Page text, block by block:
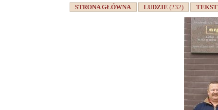
STRONA GŁÓWNA LUDZIE(232)